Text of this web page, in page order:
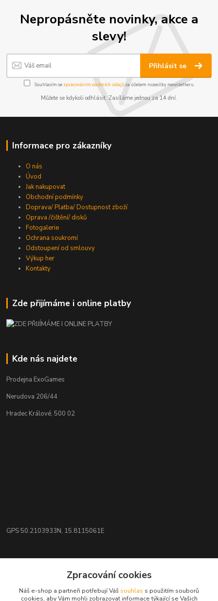
Nepropásněte novinky, akce a
slevy!
Přihlásit se
Souhlasím se zpracováním osobních údajůza účelem rozesílky newsletteru.
Můžete se kdykoli odhlásit. Zasíláme jednou za 14 dní.
Informace pro zákazníky
O nás
Úvod
Jak nakupovat
Obchodní podmínky
Doprava/ Platba/ Dostupnost zboží
Oprava /čištění/ disků
Fotogalerie
Ochrana soukromí
Odstoupení od smlouvy
Výkup her
Kontakty
Zde přijímáme i online platby
Kde nás najdete
Prodejna ExoGames
Nerudova 206/44
Hradec Králové, 500 02
GPS 50.2103933N, 15.8115061E
eshop: nakupujizde
Zpracování cookies
Náš e-shop a partneři potřebují Váš souhlas s použitím souborů
cookies, aby Vám mohli zobrazovat informace týkající se Vašich